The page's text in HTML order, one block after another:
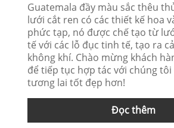
Guatemala đầy màu sắc thêu
lưới cắt ren có các thiết kế hoa
phức tạp, nó được chế tạo từ
tế với các lỗ đục tinh tế, tạo ra
không khí. Chào mừng khách
để tiếp tục hợp tác với chúng
tương lai tốt đẹp hơn!
Đọc thêm